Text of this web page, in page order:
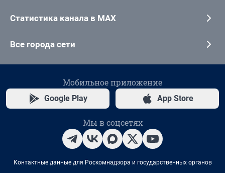
Статистика канала в MAX
Все города сети
Мобильное приложение
Google Play App Store
Мы в соцсетях
Контактные данные для Роскомнадзора и государственных органов